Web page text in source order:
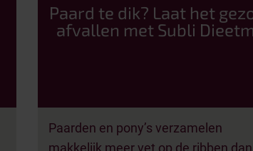
Paard te dik? Laat het
afvallen met Subli
Paarden en pony’s verzamelen
makkelijk meer vet op de ribben dan